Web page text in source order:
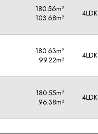
180.56m²
103.68m²
4LDK
180.63m²
99.22m²
4LDK
180.55m²
96.38m²
4LDK